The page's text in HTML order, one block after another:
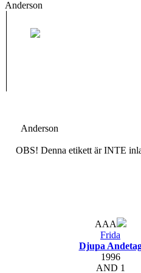
Anderson
Anderson
OBS! Denna etikett är INTE
AAA
Frida
Djupa
1996
AND 1